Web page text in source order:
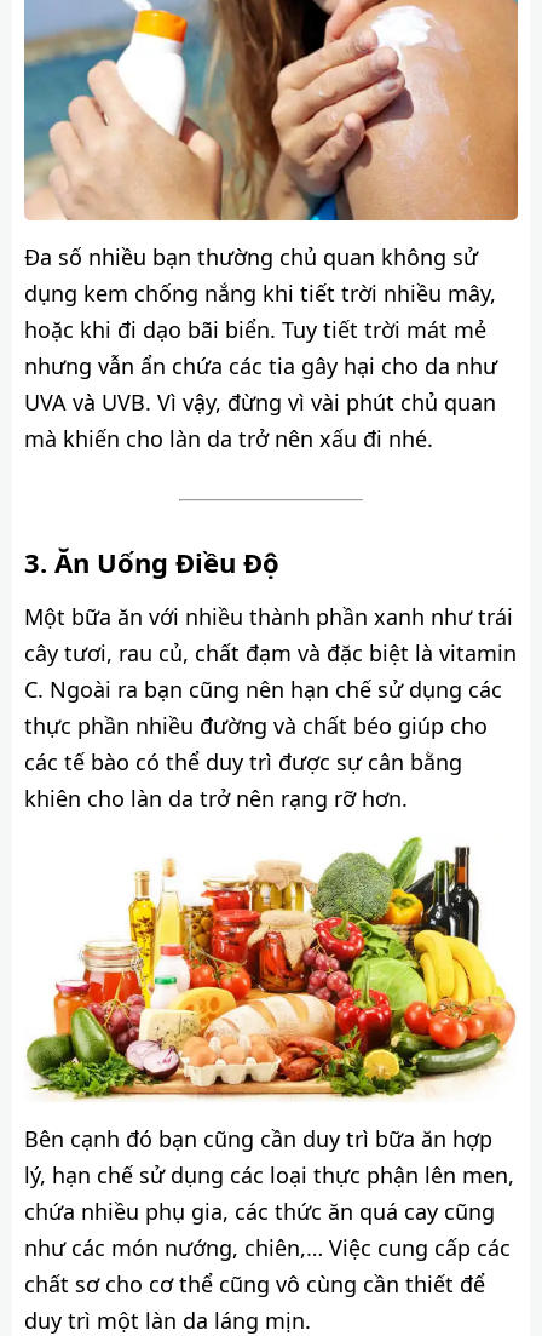
Đa số nhiều bạn thường chủ quan không sử
dụng kem chống nắng khi tiết trời nhiều mây,
hoặc khi đi dạo bãi biển. Tuy tiết trời mát mẻ
nhưng vẫn ẩn chứa các tia gây hại cho da như
UVA và UVB. Vì vậy, đừng vì vài phút chủ quan
mà khiến cho làn da trở nên xấu đi nhé.
Ăn Uống Điều Độ
Một bữa ăn với nhiều thành phần xanh như trái
cây tươi, rau củ, chất đạm và đặc biệt là vitamin
C. Ngoài ra bạn cũng nên hạn chế sử dụng các
thực phần nhiều đường và chất béo giúp cho
các tế bào có thể duy trì được sự cân bằng
khiên cho làn da trở nên rạng rỡ hơn.
Bên cạnh đó bạn cũng cần duy trì bữa ăn hợp
lý, hạn chế sử dụng các loại thực phận lên men,
chứa nhiều phụ gia, các thức ăn quá cay cũng
như các món nướng, chiên,… Việc cung cấp các
chất sơ cho cơ thể cũng vô cùng cần thiết để
duy trì một làn da láng mịn.